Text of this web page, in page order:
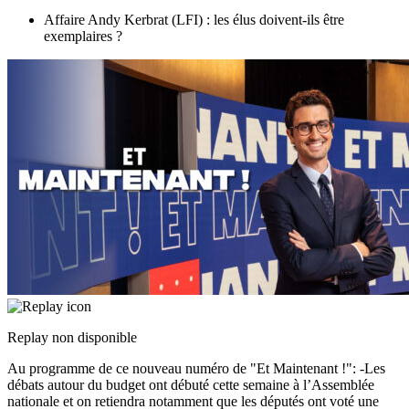
Affaire Andy Kerbrat (LFI) : les élus doivent-ils être
exemplaires ?
Replay non disponible
Au programme de ce nouveau numéro de "Et Maintenant !": -Les
débats autour du budget ont débuté cette semaine à l’Assemblée
nationale et on retiendra notamment que les députés ont voté une